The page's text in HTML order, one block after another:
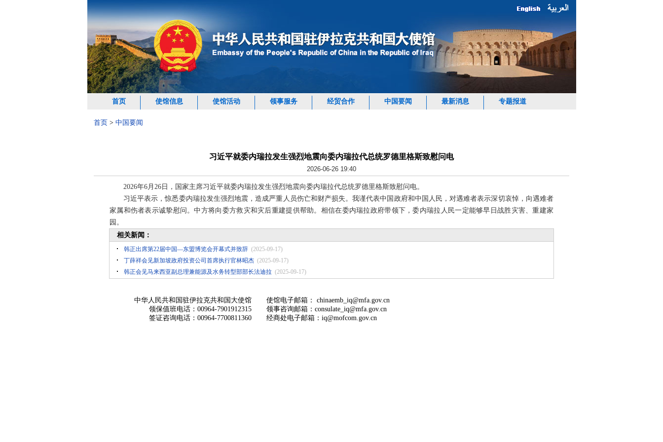
首页 使馆信息 使馆活动 领事服务 经贸合作 中国要闻 最新消息 专题报道
首页 > 中国要闻
习近平就委内瑞拉发生强烈地震向委内瑞拉代总统罗德里格斯致慰问电
2026-06-26 19:40
2026年6月26日，国家主席习近平就委内瑞拉发生强烈地震向委内瑞拉代总统罗德里格斯致慰问电。
习近平表示，惊悉委内瑞拉发生强烈地震，造成严重人员伤亡和财产损失。我谨代表中国政府和中国人民，对遇难者表示深切哀悼，向遇难者
家属和伤者表示诚挚慰问。中方将向委方救灾和灾后重建提供帮助。相信在委内瑞拉政府带领下，委内瑞拉人民一定能够早日战胜灾害、重建家
园。
相关新闻：
韩正出席第22届中国—东盟博览会开幕式并致辞 (2025-09-17)
丁薛祥会见新加坡政府投资公司首席执行官林昭杰 (2025-09-17)
韩正会见马来西亚副总理兼能源及水务转型部部长法迪拉 (2025-09-17)
中华人民共和国驻伊拉克共和国大使馆
领保值班电话：00964-7901912315
签证咨询电话：00964-7700811360
使馆电子邮箱： chinaemb_iq@mfa.gov.cn
领事咨询邮箱：consulate_iq@mfa.gov.cn
经商处电子邮箱：iq@mofcom.gov.cn